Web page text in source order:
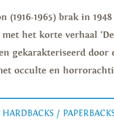
(1916-1965) brak in
het korte verhaal
gekarakteriseerd door
occulte en
HARDBACKS /